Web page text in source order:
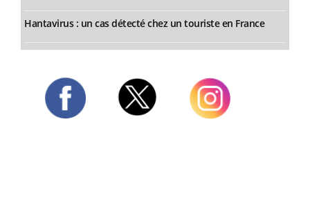
Hantavirus : un cas détecté chez un touriste en France